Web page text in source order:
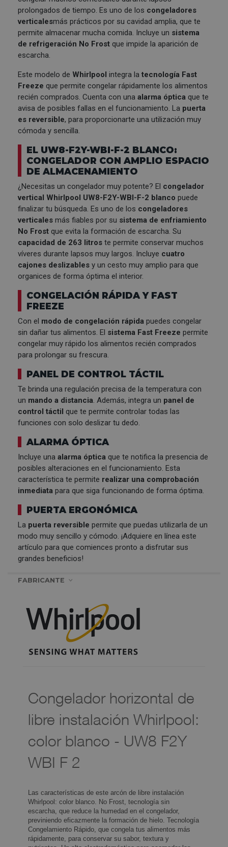
prolongados de tiempo. Es uno de los congeladores
verticalesmás prácticos por su cavidad amplia, que te
permite almacenar mucha comida. Incluye un sistema
de refrigeración No Frost que impide la aparición de
escarcha.
Este modelo de Whirlpool integra la tecnología Fast
Freeze que permite congelar rápidamente los alimentos
recién comprados. Cuenta con una alarma óptica que te
avisa de posibles fallas en el funcionamiento. La puerta
es reversible, para proporcionarte una utilización muy
cómoda y sencilla.
EL UW8-F2Y-WBI-F-2 BLANCO:
CONGELADOR CON AMPLIO ESPACIO
DE ALMACENAMIENTO
¿Necesitas un congelador muy potente? El congelador
vertical Whirlpool UW8-F2Y-WBI-F-2 blanco puede
finalizar tu búsqueda. Es uno de los congeladores
verticales más fiables por su sistema de enfriamiento
No Frost que evita la formación de escarcha. Su
capacidad de 263 litros te permite conservar muchos
víveres durante lapsos muy largos. Incluye cuatro
cajones deslizables y un cesto muy amplio para que
organices de forma óptima el interior.
CONGELACIÓN RÁPIDA Y FAST
FREEZE
Con el modo de congelación rápida puedes congelar
sin dañar tus alimentos. El sistema Fast Freeze permite
congelar muy rápido los alimentos recién comprados
para prolongar su frescura.
PANEL DE CONTROL TÁCTIL
Te brinda una regulación precisa de la temperatura con
un mando a distancia . Además, integra un panel de
control táctil que te permite controlar todas las
funciones con solo deslizar tu dedo.
ALARMA ÓPTICA
Incluye una alarma óptica que te notifica la presencia de
posibles alteraciones en el funcionamiento. Esta
característica te permite realizar una comprobación
inmediata para que siga funcionando de forma óptima.
PUERTA ERGONÓMICA
La puerta reversible permite que puedas utilizarla de un
modo muy sencillo y cómodo. ¡Adquiere en línea este
artículo para que comiences pronto a disfrutar sus
grandes beneficios!
FABRICANTE
Congelador horizontal de
libre instalación Whirlpool:
color blanco - UW8 F2Y
WBI F 2
Whirlpool: color blanco. No Frost, tecnología sin escarcha,
que reduce la humedad en el congelador, previniendo
eficazmente la formación de hielo. Tecnología Congelamiento
Rápido, que congela tus alimentos más rápidamente, para
conservar su sabor, textura y nutrientes. Un alto
electrodoméstico para acomodar las necesidades de tu